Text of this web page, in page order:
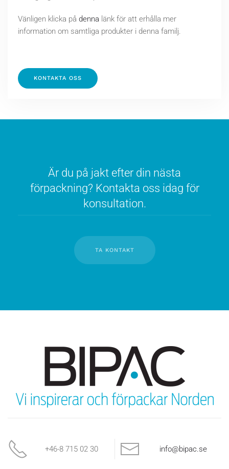
Vänligen klicka på denna länk för att erhålla mer
information om samtliga produkter i denna familj.
KONTAKTA OSS
Är du på jakt efter din nästa
förpackning? Kontakta oss idag för
konsultation.
TA KONTAKT
+46-8 715 02 30 info@bipac.se